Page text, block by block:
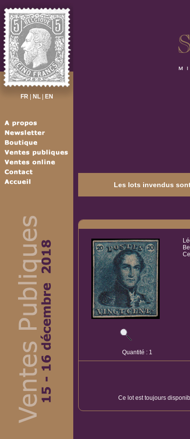
FR| NL| EN
Les lots invendus
Quantité : 1
Ce lot est toujours